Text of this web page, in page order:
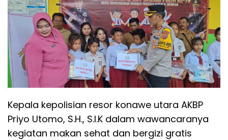
Kepala kepolisian resor konawe utara AKBP
Priyo Utomo, S.H., S.I.K dalam wawancaranya
kegiatan makan sehat dan bergizi gratis